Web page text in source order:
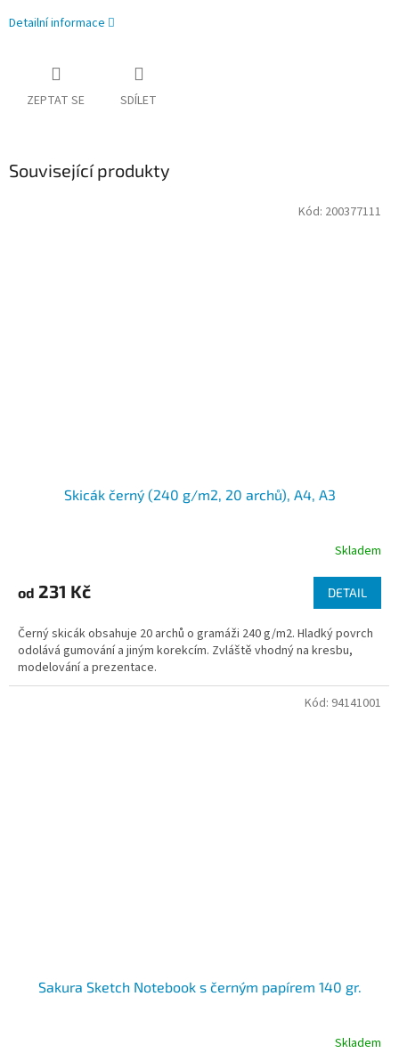
Detailní informace
ZEPTAT SE SDÍLET
Související produkty
Skicák černý (240 g/m2, 20 archů), A4, A3
Skladem
od 231 Kč DETAIL
Černý skicák obsahuje 20 archů o gramáži 240 g/m2. Hladký povrch
odolává gumování a jiným korekcím. Zvláště vhodný na kresbu,
modelování a prezentace.
Kód: 200377111
Sakura Sketch Notebook s černým papírem 140 gr.
Skladem
Kód: 94141001